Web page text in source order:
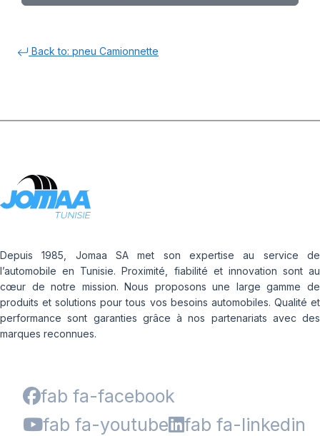
Back to: pneu Camionnette
Depuis 1985, Jomaa SA met son expertise au service de
l’automobile en Tunisie. Proximité, fiabilité et innovation sont au
cœur de notre mission. Nous proposons une large gamme de
produits et solutions pour tous vos besoins automobiles. Qualité et
performance sont garanties grâce à nos partenariats avec des
marques reconnues.
fab fa-facebook
fab fa-youtube
fab fa-linkedin